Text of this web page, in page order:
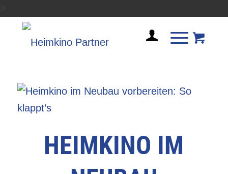
HEIMKINO IM